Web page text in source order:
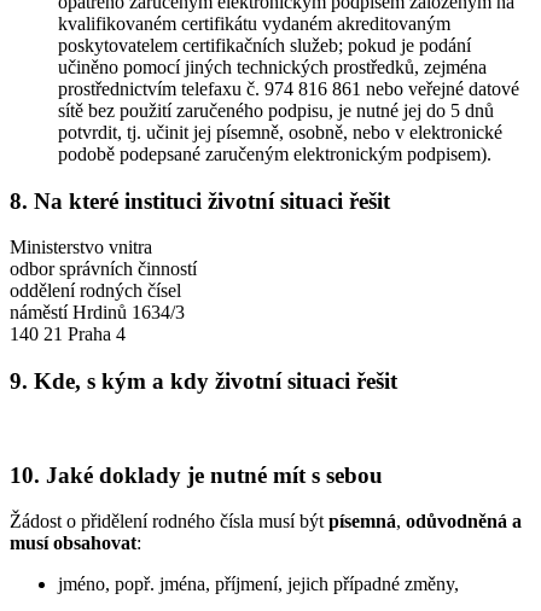
kvalifikovaném certifikátu vydaném akreditovaným
poskytovatelem certifikačních služeb; pokud je podání
učiněno pomocí jiných technických prostředků, zejména
prostřednictvím telefaxu č. 974 816 861 nebo veřejné datové
sítě bez použití zaručeného podpisu, je nutné jej do 5 dnů
potvrdit, tj. učinit jej písemně, osobně, nebo v elektronické
podobě podepsané zaručeným elektronickým podpisem).
8. Na které instituci životní situaci řešit
Ministerstvo vnitra
odbor správních činností
oddělení rodných čísel
náměstí Hrdinů 1634/3
140 21 Praha 4
9. Kde, s kým a kdy životní situaci řešit
10. Jaké doklady je nutné mít s sebou
Žádost o přidělení rodného čísla musí být písemná, odůvodněná a
musí obsahovat:
jméno, popř. jména, příjmení, jejich případné změny,